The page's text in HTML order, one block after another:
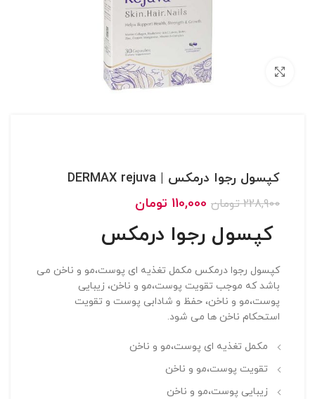
بزرگنمایی تصویر
کپسول رجوا درمکس | DERMAX rejuva
228,900 تومان 110,000 تومان
کپسول رجوا درمکس
کپسول رجوا درمکس مکمل تغذیه ای پوست،مو و ناخن می
باشد که موجب تقویت پوست،مو و ناخن، زیبایی
پوست،مو و ناخن، حفظ و شادابی پوست و تقویت
استحکام ناخن ها می شود.
مکمل تغذیه ای پوست،مو و ناخن
تقویت پوست،مو و ناخن
زیبایی پوست،مو و ناخن